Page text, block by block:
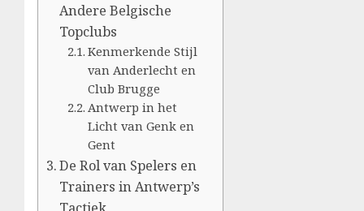
Andere Belgische
Topclubs
Kenmerkende Stijl
van Anderlecht en
Club Brugge
Antwerp in het
Licht van Genk en
Gent
De Rol van Spelers en
Trainers in Antwerp’s